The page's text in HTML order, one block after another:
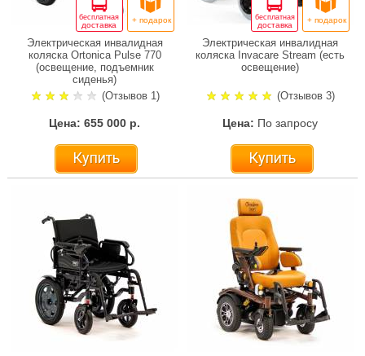
бесплатная
доставка
+ подарок
Электрическая инвалидная
коляска Ortonica Pulse 770
(освещение, подъемник
сиденья)
(Отзывов 1)
Цена: 655 000 р.
Купить
бесплатная
доставка
+ подарок
Электрическая инвалидная
коляска Invacare Stream (есть
освещение)
(Отзывов 3)
Цена: По запросу
Купить